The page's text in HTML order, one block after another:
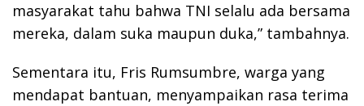
masyarakat tahu bahwa TNI selalu ada bersama
mereka, dalam suka maupun duka,” tambahnya.
Sementara itu, Fris Rumsumbre, warga yang
mendapat bantuan, menyampaikan rasa terima